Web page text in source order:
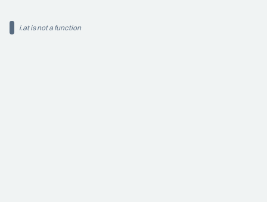
i.at is not a function